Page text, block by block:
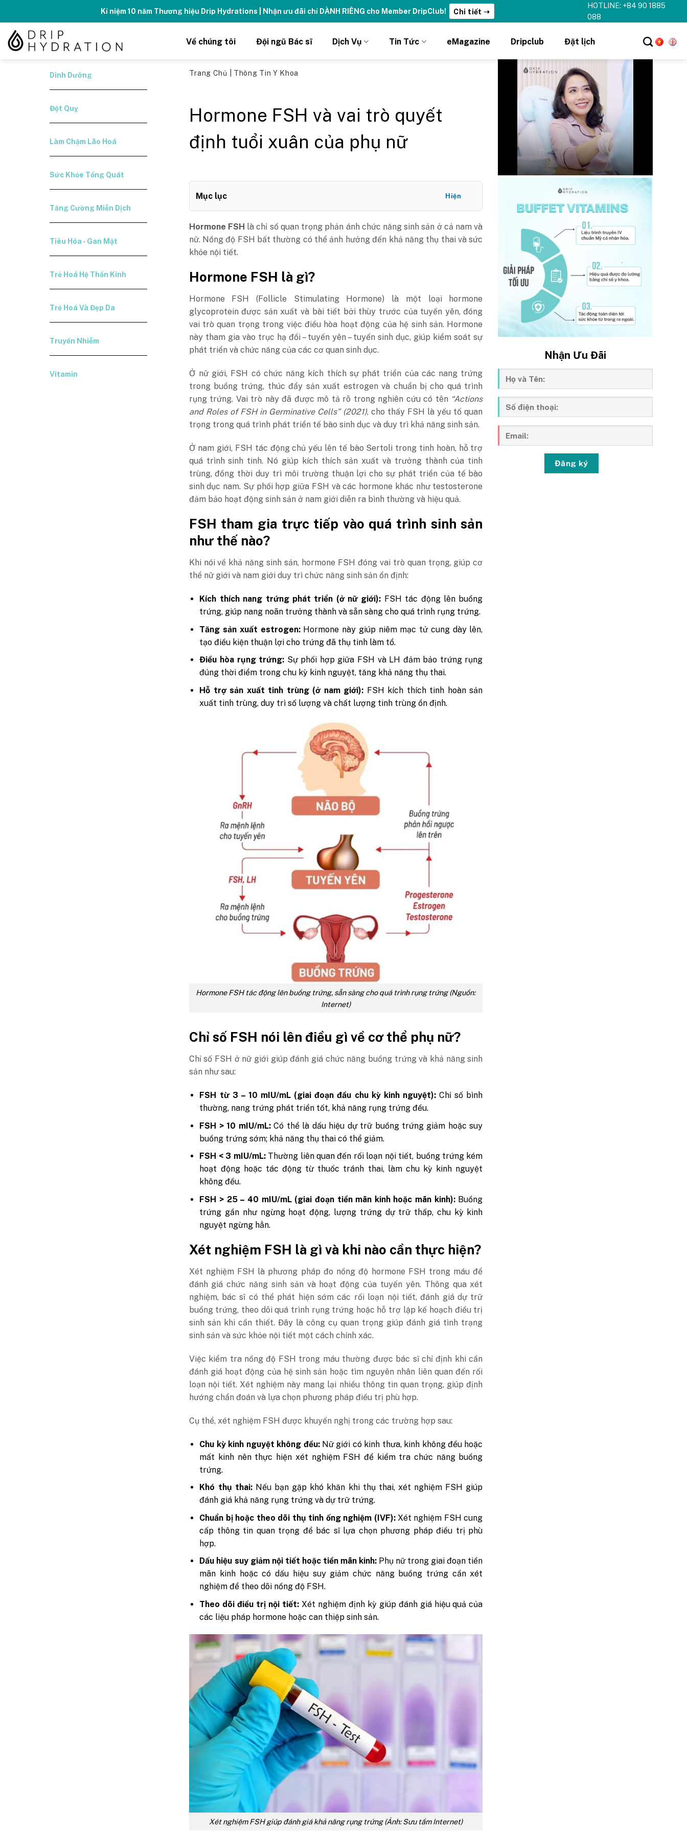
content
Kỉ niệm 10 năm Thương hiệu Drip Hydrations | Nhận ưu đãi chỉ DÀNH RIÊNG cho Member DripClub! Chi tiết ➝
HOTLINE: +84 90 1885
088
Về chúng tôi Đội ngũ Bác sĩ Dịch Vụ Tin Tức eMagazine Dripclub Đặt lịch
Dinh Dưỡng
Đột Quỵ
Làm Chậm Lão Hoá
Sức Khỏe Tổng Quát
Tăng Cường Miễn Dịch
Tiêu Hóa - Gan Mật
Trẻ Hoá Hệ Thần Kinh
Trẻ Hoá Và Đẹp Da
Truyền Nhiễm
Vitamin
Trang Chủ Thông Tin Y Khoa
Hormone FSH và vai trò quyết
định tuổi xuân của phụ nữ
Mục lục Hiện
Hormone FSH là chỉ số quan trọng phản ánh chức năng sinh sản ở cả nam và
nữ. Nồng độ FSH bất thường có thể ảnh hưởng đến khả năng thụ thai và sức
khỏe nội tiết.
Hormone FSH là gì?
Hormone FSH (Follicle Stimulating Hormone) là một loại hormone
glycoprotein được sản xuất và bài tiết bởi thùy trước của tuyến yên, đóng
vai trò quan trọng trong việc điều hòa hoạt động của hệ sinh sản. Hormone
này tham gia vào trục hạ đồi – tuyến yên – tuyến sinh dục, giúp kiểm soát sự
phát triển và chức năng của các cơ quan sinh dục.
Ở nữ giới, FSH có chức năng kích thích sự phát triển của các nang trứng
trong buồng trứng, thúc đẩy sản xuất estrogen và chuẩn bị cho quá trình
rụng trứng. Vai trò này đã được mô tả rõ trong nghiên cứu có tên“Actions
and Roles of FSH in Germinative Cells”(2021), cho thấy FSH là yếu tố quan
trọng trong quá trình phát triển tế bào sinh dục và duy trì khả năng sinh sản.
Ở nam giới, FSH tác động chủ yếu lên tế bào Sertoli trong tinh hoàn, hỗ trợ
quá trình sinh tinh. Nó giúp kích thích sản xuất và trưởng thành của tinh
trùng, đồng thời duy trì môi trường thuận lợi cho sự phát triển của tế bào
sinh dục nam. Sự phối hợp giữa FSH và các hormone khác như testosterone
đảm bảo hoạt động sinh sản ở nam giới diễn ra bình thường và hiệu quả.
FSH tham gia trực tiếp vào quá trình sinh sản
như thế nào?
Khi nói về khả năng sinh sản, hormone FSH đóng vai trò quan trọng, giúp cơ
thể nữ giới và nam giới duy trì chức năng sinh sản ổn định:
Kích thích nang trứng phát triển (ở nữ giới): FSH tác động lên buồng
trứng, giúp nang noãn trưởng thành và sẵn sàng cho quá trình rụng trứng.
Tăng sản xuất estrogen:Hormone này giúp niêm mạc tử cung dày lên,
tạo điều kiện thuận lợi cho trứng đã thụ tinh làm tổ.
Điều hòa rụng trứng: Sự phối hợp giữa FSH và LH đảm bảo trứng rụng
đúng thời điểm trong chu kỳ kinh nguyệt, tăng khả năng thụ thai.
Hỗ trợ sản xuất tinh trùng (ở nam giới): FSH kích thích tinh hoàn sản
xuất tinh trùng, duy trì số lượng và chất lượng tinh trùng ổn định.
Hormone FSH tác động lên buồng trứng, sẵn sàng cho quá trình rụng trứng (Nguồn:
Internet)
Chỉ số FSH nói lên điều gì về cơ thể phụ nữ?
Chỉ số FSH ở nữ giới giúp đánh giá chức năng buồng trứng và khả năng sinh
sản như sau:
FSH từ 3 – 10 mIU/mL (giai đoạn đầu chu kỳ kinh nguyệt): Chỉ số bình
thường, nang trứng phát triển tốt, khả năng rụng trứng đều.
FSH > 10 mIU/mL:Có thể là dấu hiệu dự trữ buồng trứng giảm hoặc suy
buồng trứng sớm; khả năng thụ thai có thể giảm.
FSH < 3 mIU/mL:Thường liên quan đến rối loạn nội tiết, buồng trứng kém
hoạt động hoặc tác động từ thuốc tránh thai, làm chu kỳ kinh nguyệt
không đều.
FSH > 25 – 40 mIU/mL (giai đoạn tiền mãn kinh hoặc mãn kinh):Buồng
trứng gần như ngừng hoạt động, lượng trứng dự trữ thấp, chu kỳ kinh
nguyệt ngừng hẳn.
Xét nghiệm FSH là gì và khi nào cần thực hiện?
Xét nghiệm FSH là phương pháp đo nồng độ hormone FSH trong máu để
đánh giá chức năng sinh sản và hoạt động của tuyến yên. Thông qua xét
nghiệm, bác sĩ có thể phát hiện sớm các rối loạn nội tiết, đánh giá dự trữ
buồng trứng, theo dõi quá trình rụng trứng hoặc hỗ trợ lập kế hoạch điều trị
sinh sản khi cần thiết. Đây là công cụ quan trọng giúp đánh giá tình trạng
sinh sản và sức khỏe nội tiết một cách chính xác.
Việc kiểm tra nồng độ FSH trong máu thường được bác sĩ chỉ định khi cần
đánh giá hoạt động của hệ sinh sản hoặc tìm nguyên nhân liên quan đến rối
loạn nội tiết. Xét nghiệm này mang lại nhiều thông tin quan trọng, giúp định
hướng chẩn đoán và lựa chọn phương pháp điều trị phù hợp.
Cụ thể, xét nghiệm FSH được khuyến nghị trong các trường hợp sau:
Chu kỳ kinh nguyệt không đều:Nữ giới có kinh thưa, kinh không đều hoặc
mất kinh nên thực hiện xét nghiệm FSH để kiểm tra chức năng buồng
trứng.
Khó thụ thai:Nếu bạn gặp khó khăn khi thụ thai, xét nghiệm FSH giúp
đánh giá khả năng rụng trứng và dự trữ trứng.
Chuẩn bị hoặc theo dõi thụ tinh ống nghiệm (IVF):Xét nghiệm FSH cung
cấp thông tin quan trọng để bác sĩ lựa chọn phương pháp điều trị phù
hợp.
Dấu hiệu suy giảm nội tiết hoặc tiền mãn kinh: Phụ nữ trong giai đoạn tiền
mãn kinh hoặc có dấu hiệu suy giảm chức năng buồng trứng cần xét
nghiệm để theo dõi nồng độ FSH.
Theo dõi điều trị nội tiết: Xét nghiệm định kỳ giúp đánh giá hiệu quả của
các liệu pháp hormone hoặc can thiệp sinh sản.
Xét nghiệm FSH giúp đánh giá khả năng rụng trứng (Ảnh: Sưu tầm Internet)
Nhận Ưu Đãi
Đăng ký